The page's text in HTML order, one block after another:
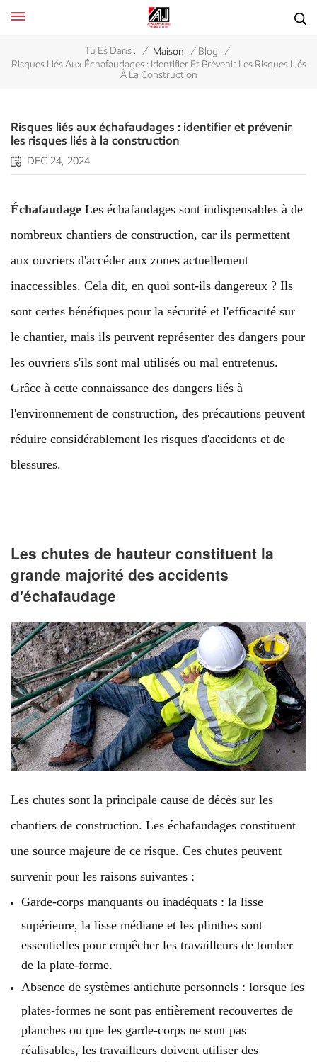
Tu Es Dans : / Maison / Blog /
Risques Liés Aux Échafaudages : Identifier Et Prévenir Les Risques Liés
À La Construction
Risques liés aux échafaudages : identifier et prévenir
les risques liés à la construction
DEC 24, 2024
Échafaudage Les échafaudages sont indispensables à de
nombreux chantiers de construction, car ils permettent
aux ouvriers d'accéder aux zones actuellement
inaccessibles. Cela dit, en quoi sont-ils dangereux ? Ils
sont certes bénéfiques pour la sécurité et l'efficacité sur
le chantier, mais ils peuvent représenter des dangers pour
les ouvriers s'ils sont mal utilisés ou mal entretenus.
Grâce à cette connaissance des dangers liés à
l'environnement de construction, des précautions peuvent
réduire considérablement les risques d'accidents et de
blessures.
Les chutes de hauteur constituent la
grande majorité des accidents
d'échafaudage
Les chutes sont la principale cause de décès sur les
chantiers de construction. Les échafaudages constituent
une source majeure de ce risque. Ces chutes peuvent
survenir pour les raisons suivantes :
Garde-corps manquants ou inadéquats : la lisse
supérieure, la lisse médiane et les plinthes sont
essentielles pour empêcher les travailleurs de tomber
de la plate-forme.
Absence de systèmes antichute personnels : lorsque les
plates-formes ne sont pas entièrement recouvertes de
planches ou que les garde-corps ne sont pas
réalisables, les travailleurs doivent utiliser des